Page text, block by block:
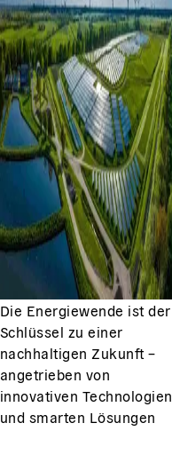
Die Energiewende ist der
Schlüssel zu einer
nachhaltigen Zukunft –
angetrieben von
innovativen Technologien
und smarten Lösungen